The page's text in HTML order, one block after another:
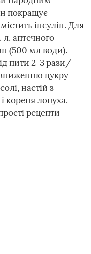
покращує
інсулін. Для
л. аптечного
(500 мл води).
пити 2-3 рази/
цукру
настій з
кореня лопуха.
рецепти